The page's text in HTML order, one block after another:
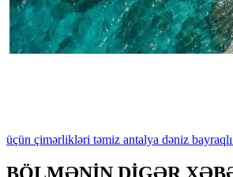
üçün çimərlikləri təmiz antalya dəniz bayraqlı
BÖLMƏNİN DİGƏR